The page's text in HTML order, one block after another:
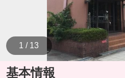
1 / 13
基本情報